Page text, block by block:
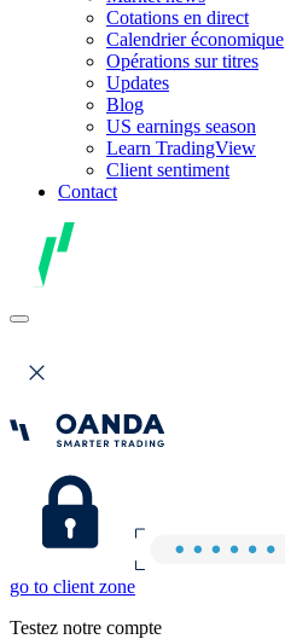
Cotations en direct
Calendrier économique
Opérations sur titres
Updates
Blog
US earnings season
Learn TradingView
Client sentiment
Contact
go to client zone
Testez notre compte